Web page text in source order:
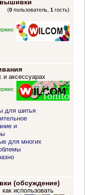
(0 пользователь,1 гость)
аксессуарах
для шитья
и
для многих
(обсуждение)
использовать